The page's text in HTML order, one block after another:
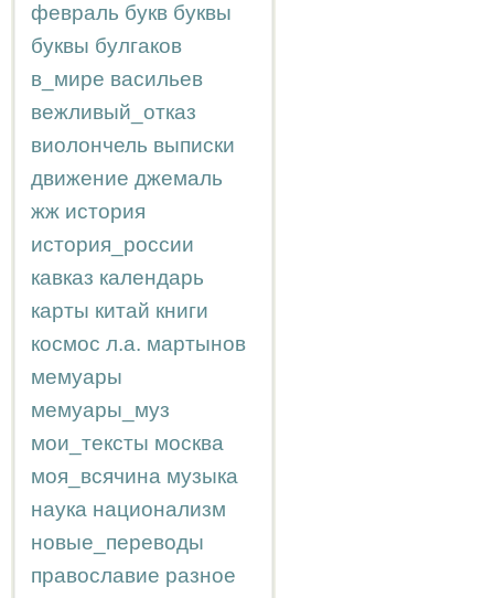
февраль букв буквы
буквы булгаков
в_мире васильев
вежливый_отказ
виолончель выписки
движение джемаль
жж история
история_россии
кавказ календарь
карты китай книги
космос л.а. мартынов
мемуары
мемуары_муз
мои_тексты москва
моя_всячина музыка
наука национализм
новые_переводы
православие разное